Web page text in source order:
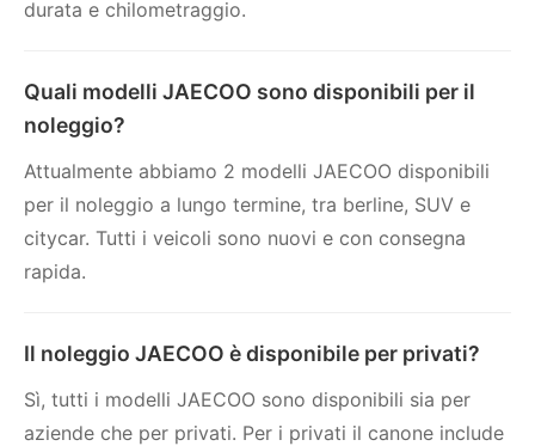
durata e chilometraggio.
Quali modelli JAECOO sono disponibili per il
noleggio?
Attualmente abbiamo 2 modelli JAECOO disponibili
per il noleggio a lungo termine, tra berline, SUV e
citycar. Tutti i veicoli sono nuovi e con consegna
rapida.
Il noleggio JAECOO è disponibile per privati?
Sì, tutti i modelli JAECOO sono disponibili sia per
aziende che per privati. Per i privati il canone include